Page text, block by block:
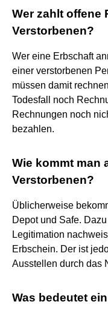
Wer zahlt offene
Verstorbenen?
Wer eine Erbschaft
einer verstorbenen
müssen damit
Todesfall noch
Rechnungen noch
bezahlen.
Wie kommt man
Verstorbenen?
Üblicherweise
Depot und Safe.
Legitimation
Erbschein. Der ist
Ausstellen durch das
Was bedeutet